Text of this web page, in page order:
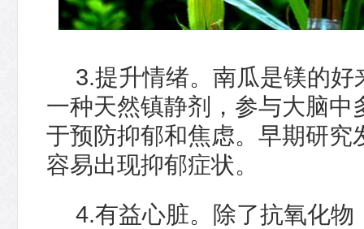
3.提升情绪。南瓜是镁的
一种天然镇静剂，参与大脑中
于预防抑郁和焦虑。早期研究
容易出现抑郁症状。
4.有益心脏。除了抗氧化